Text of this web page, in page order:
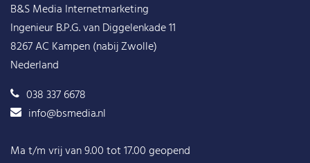
B&S Media Internetmarketing
Ingenieur B.P.G. van Diggelenkade 11
8267 AC Kampen (nabij Zwolle)
Nederland
038 337 6678
info@bsmedia.nl
Ma t/m vrij van 9.00 tot 17.00 geopend